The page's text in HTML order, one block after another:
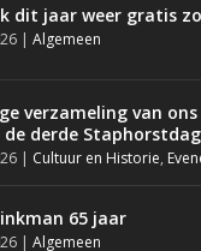
dit jaar weer gratis
|Algemeen
verzameling van
de derde Staphorstdag
| Cultuur en Historie,
65 jaar
|Algemeen